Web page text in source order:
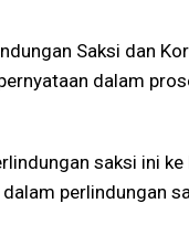
Saksi dan
dalam
saksi ini ke
perlindungan